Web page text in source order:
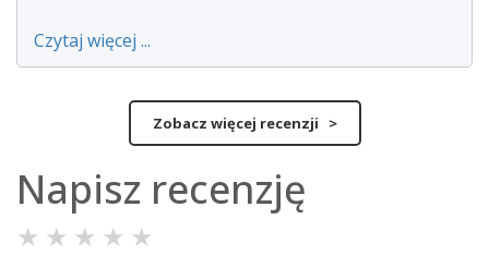
Czytaj więcej ...
Zobacz więcej recenzji >
Napisz recenzję
★ ★ ★ ★ ★